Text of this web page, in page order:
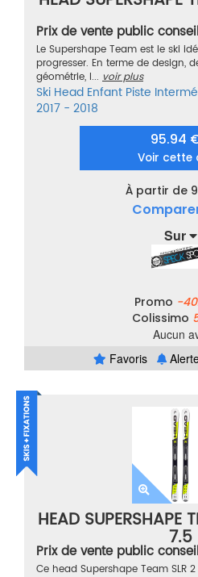
Prix de vente public
Le Supershape Team est le ski
progresser. En terme de design,
géométrie, l... voir plus
Ski Head Enfant Piste
2017 - 2018
95.94
Voir cette
À partir de
Sur
Promo -
Colissimo
Aucun
Favoris
HEAD SUPERSHAPE
7.5
Prix de vente public
Ce head Supershape Team SLR